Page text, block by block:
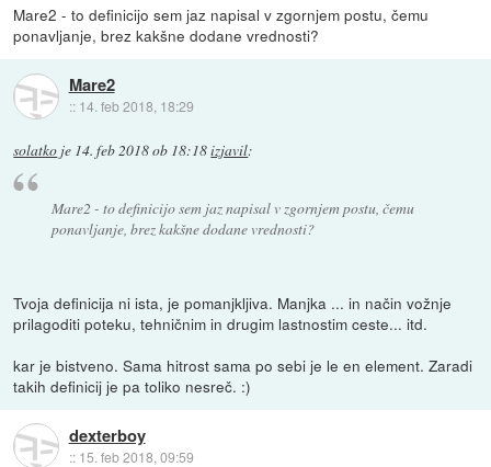
Mare2 - to definicijo sem jaz napisal v zgornjem postu, čemu
ponavljanje, brez kakšne dodane vrednosti?
Mare2
:: 14. feb 2018, 18:29
solatko je 14. feb 2018 ob 18:18izjavil:
Mare2 - to definicijo sem jaz napisal v zgornjem postu, čemu
ponavljanje, brez kakšne dodane vrednosti?
Tvoja definicija ni ista, je pomanjkljiva. Manjka ... in način vožnje
prilagoditi poteku, tehničnim in drugim lastnostim ceste... itd.
kar je bistveno. Sama hitrost sama po sebi je le en element. Zaradi
takih definicij je pa toliko nesreč. :)
dexterboy
:: 15. feb 2018, 09:59